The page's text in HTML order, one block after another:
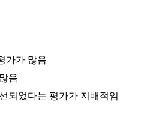
가가 많음
음
되었다는 평가가 지배적임